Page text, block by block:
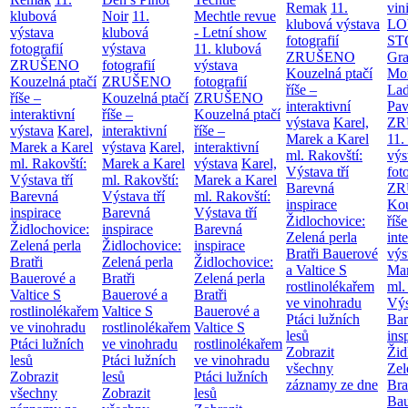
klubová
výstava
fotografií
ZRUŠENO
Kouzelná ptačí
říše –
interaktivní
výstava Karel,
Marek a Karel
ml. Rakovští:
Výstava tří
Barevná
inspirace
Židlochovice:
Zelená perla
Bratři
Bauerové a
Valtice S
rostlinolékařem
ve vinohradu
Ptáci lužních
lesů
Zobrazit
všechny
Noir 11.
klubová
výstava
fotografií
ZRUŠENO
Kouzelná ptačí
říše –
interaktivní
výstava Karel,
Marek a Karel
ml. Rakovští:
Výstava tří
Barevná
inspirace
Židlochovice:
Zelená perla
Bratři
Bauerové a
Valtice S
rostlinolékařem
ve vinohradu
Ptáci lužních
lesů
Zobrazit
Mechtle revue
- Letní show
11. klubová
výstava
fotografií
ZRUŠENO
Kouzelná ptačí
říše –
interaktivní
výstava Karel,
Marek a Karel
ml. Rakovští:
Výstava tří
Barevná
inspirace
Židlochovice:
Zelená perla
Bratři
Bauerové a
Valtice S
rostlinolékařem
ve vinohradu
Ptáci lužních
lesů
Remak 11.
klubová výstava
fotografií
ZRUŠENO
Kouzelná ptačí
říše –
interaktivní
výstava Karel,
Marek a Karel
ml. Rakovští:
Výstava tří
Barevná
inspirace
Židlochovice:
Zelená perla
Bratři Bauerové
a Valtice S
rostlinolékařem
ve vinohradu
Ptáci lužních
lesů
Zobrazit
všechny
záznamy ze dne
ml.